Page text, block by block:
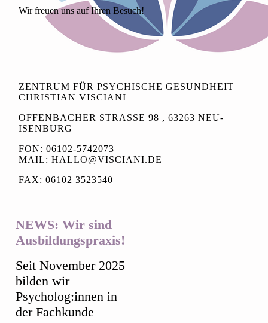
Wir freuen uns auf Ihren Besuch!
ZENTRUM FÜR PSYCHISCHE GESUNDHEIT
CHRISTIAN VISCIANI
OFFENBACHER STRASSE 98 , 63263 NEU-I
SENBURG
FON: 06102-5742073
MAIL: HALLO@VISCIANI.DE
FAX: 06102 3523540
NEWS:Wir sind
Ausbildungspraxis!
Seit November 2025
bilden wir
Psycholog:innen in
der Fachkunde